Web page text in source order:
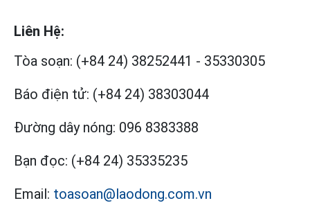
Liên Hệ:
Tòa soạn: (+84 24) 38252441 - 35330305
Báo điện tử: (+84 24) 38303044
Đường dây nóng: 096 8383388
Bạn đọc: (+84 24) 35335235
Email: toasoan@laodong.com.vn